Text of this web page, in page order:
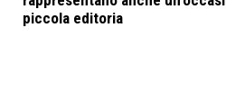
piccola editoria